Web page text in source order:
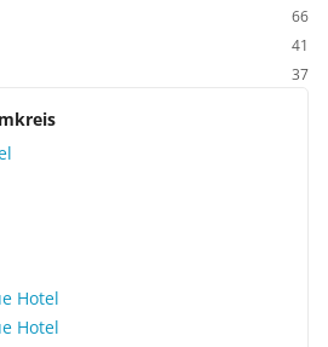
66
41
37
Hotel
Hotel